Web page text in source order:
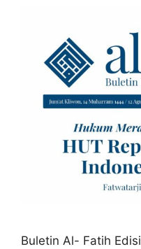
Buletin Al- Fatih